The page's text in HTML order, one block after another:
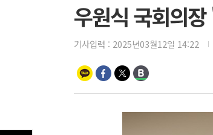
우원식 국회의
기사입력 : 2025년03월12일 14:22